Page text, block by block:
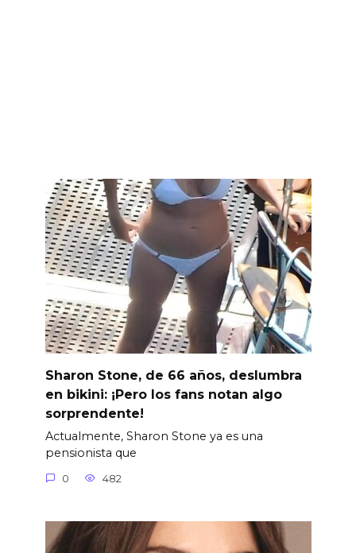
Sharon Stone, de 66 años, deslumbra
en bikini: ¡Pero los fans notan algo
sorprendente!
Actualmente, Sharon Stone ya es una
pensionista que
0 482